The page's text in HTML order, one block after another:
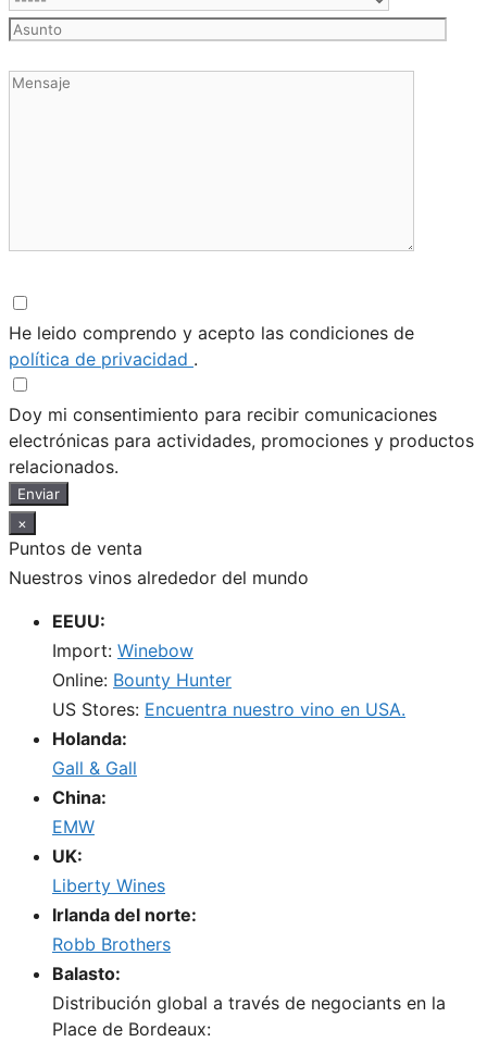
He leido comprendo y acepto las condiciones de
política de privacidad .
Doy mi consentimiento para recibir comunicaciones
electrónicas para actividades, promociones y productos
relacionados.
Enviar
×
Puntos de venta
Nuestros vinos alrededor del mundo
EEUU:
Import: Winebow
Online: Bounty Hunter
US Stores: Encuentra nuestro vino en USA.
Holanda:
Gall & Gall
China:
EMW
UK:
Liberty Wines
Irlanda del norte:
Robb Brothers
Balasto:
Distribución global a través de negociants en la
Place de Bordeaux: